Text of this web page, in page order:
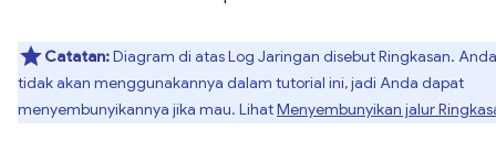
Catatan:Diagram di atas Log Jaringan disebut Ringkasan. Anda
tidak akan menggunakannya dalam tutorial ini, jadi Anda dapat
menyembunyikannya jika mau. LihatMenyembunyikan jalur